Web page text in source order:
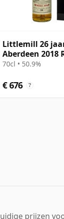
Littlemill 26
Aberdeen 2018
Cadenhead's
70cl • 50.9%
€ 676 ?
prijzen